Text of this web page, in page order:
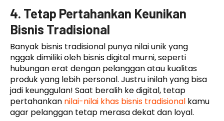
4. Tetap Pertahankan Keunikan
Bisnis Tradisional
Banyak bisnis tradisional punya nilai unik yang
nggak dimiliki oleh bisnis digital murni, seperti
hubungan erat dengan pelanggan atau kualitas
produk yang lebih personal. Justru inilah yang bisa
jadi keunggulan! Saat beralih ke digital, tetap
pertahankan nilai-nilai khas bisnis tradisional kamu
agar pelanggan tetap merasa dekat dan loyal.